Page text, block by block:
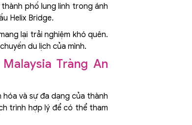
phố lung linh trong ánh
Helix Bridge.
lại trải nghiệm khó quên.
du lịch của mình.
Tràng An
hóa và sự đa dạng của thành
trình hợp lý để có thể tham